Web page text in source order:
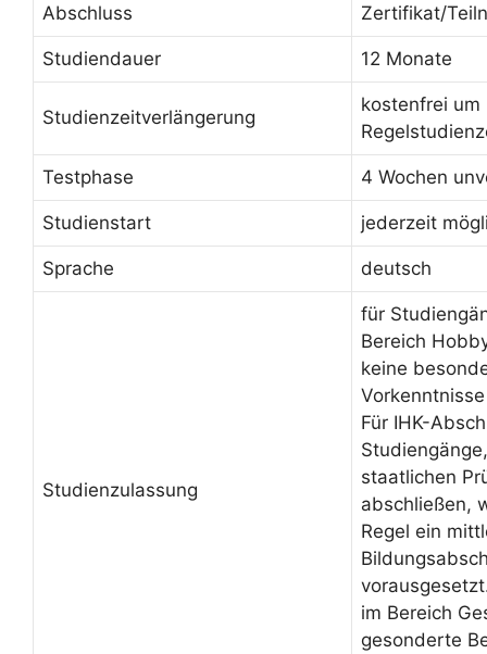
Abschluss Zertifikat/
Studiendauer 12 Monate
Studienzeitverlängerung
kostenfrei um
Testphase 4 Wochen
Studienstart jederzeit
Sprache deutsch
Studienzulassung
für
Bereich
keine
Für IHK-
staatlichen
abschließen,
Regel ein
im Bereich
gesonderte